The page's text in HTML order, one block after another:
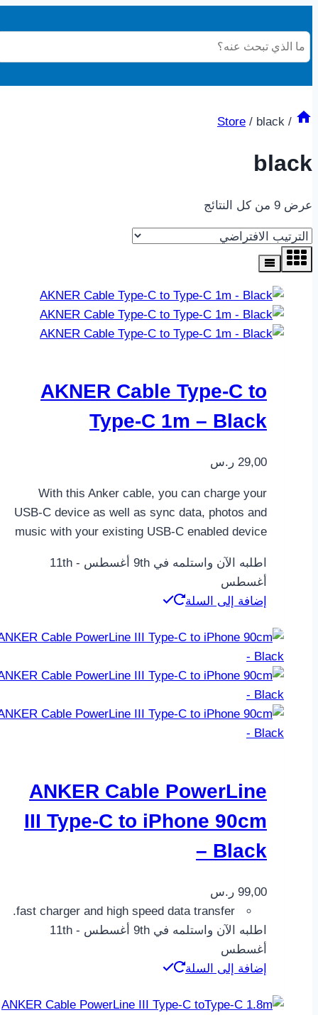
/
Store / black
black
عرض ⁦9⁩ من كل النتائج
AKNER Cable Type-C to
Type-C 1m – Black
29,00 ر.س
With this Anker cable, you can charge your
USB-C device as well as sync data, photos and
music with your existing USB-C enabled device
اطلبه الآن واستلمه في 9th أغسطس - 11th
أغسطس
إضافة إلى السلة
ANKER Cable PowerLine
III Type-C to iPhone 90cm
– Black
99,00 ر.س
اطلبه الآن واستلمه في 9th أغسطس - 11th
أغسطس
إضافة إلى السلة